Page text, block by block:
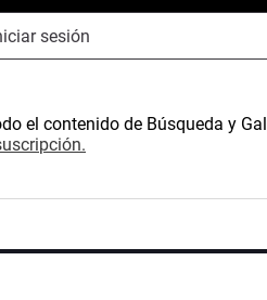
sesión
el contenido de Búsqueda y